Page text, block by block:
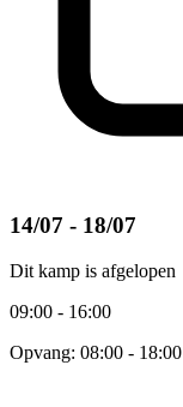
14/07 - 18/07
Dit kamp is afgelopen
09:00 - 16:00
Opvang: 08:00 - 18:00